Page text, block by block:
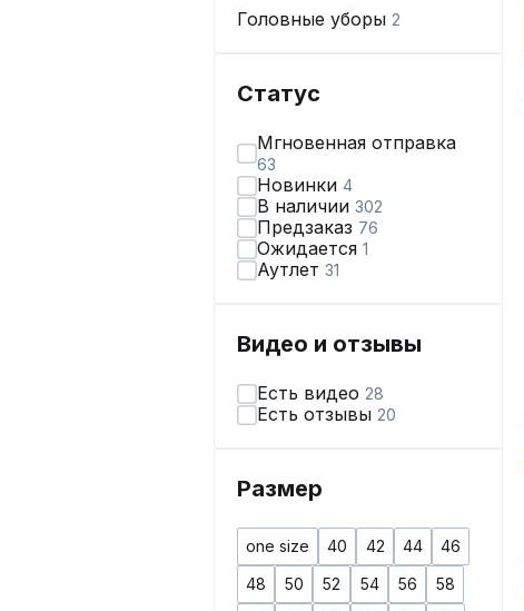
Головные уборы 2
Статус
Мгновенная отправка
63
Новинки 4
В наличии 302
Предзаказ 76
Ожидается 1
Аутлет 31
Видео и отзывы
Есть видео 28
Есть отзывы 20
Размер
one size 40 42 44
46
48
50 52 54 56
58